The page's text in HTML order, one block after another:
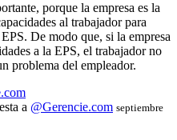
porque la empresa es la
al trabajador para
De modo que, si la empresa
a la EPS, el trabajador no
problema del empleador.
a @Gerencie.com septiembre